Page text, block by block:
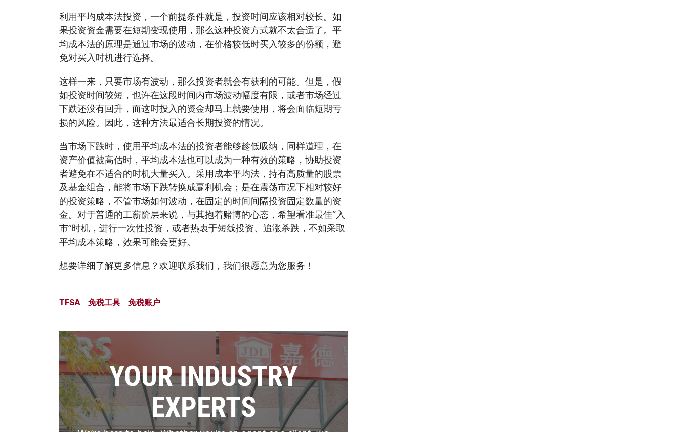
利用平均成本法投资，一个前提条件就是，投资时间应该相对较长。如
果投资资金需要在短期变现使用，那么这种投资方式就不太合适了。平
均成本法的原理是通过市场的波动，在价格较低时买入较多的份额，避
免对买入时机进行选择。
这样一来，只要市场有波动，那么投资者就会有获利的可能。但是，假
如投资时间较短，也许在这段时间内市场波动幅度有限，或者市场经过
下跌还没有回升，而这时投入的资金却马上就要使用，将会面临短期亏
损的风险。因此，这种方法最适合长期投资的情况。
当市场下跌时，使用平均成本法的投资者能够趁低吸纳，同样道理，在
资产价值被高估时，平均成本法也可以成为一种有效的策略，协助投资
者避免在不适合的时机大量买入。采用成本平均法，持有高质量的股票
及基金组合，能将市场下跌转换成赢利机会；是在震荡市况下相对较好
的投资策略，不管市场如何波动，在固定的时间间隔投资固定数量的资
金。对于普通的工薪阶层来说，与其抱着赌博的心态，希望看准最佳“入
市”时机，进行一次性投资，或者热衷于短线投资、追涨杀跌，不如采取
平均成本策略，效果可能会更好。
想要详细了解更多信息？欢迎联系我们，我们很愿意为您服务！
TFSA 免税工具 免税账户
YOUR INDUSTRY
EXPERTS